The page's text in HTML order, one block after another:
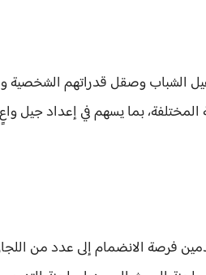
الشباب وصقل قدراتهم الشخصية
المختلفة، بما يسهم في إعداد جيل
فرصة الانضمام إلى عدد من